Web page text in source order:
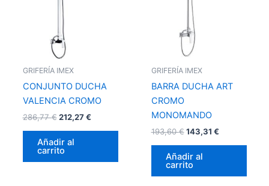
GRIFERÍA IMEX
CONJUNTO DUCHA
VALENCIA CROMO
286,77€ 212,27€
Añadir al
carrito
GRIFERÍA IMEX
BARRA DUCHA ART
CROMO
MONOMANDO
193,60€ 143,31 €
Añadir al
carrito